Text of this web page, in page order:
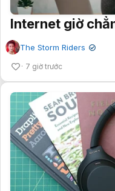
Internet giờ
The Storm Riders ✔
7 giờ trước